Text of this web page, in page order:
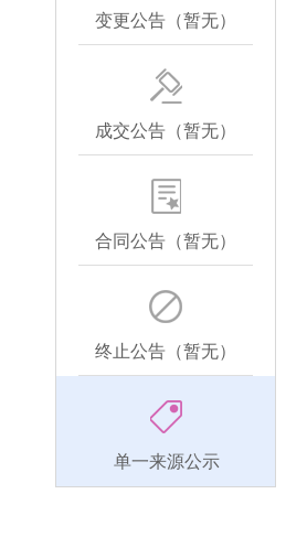
变更公告（暂无）
成交公告（暂无）
合同公告（暂无）
终止公告（暂无）
单一来源公示